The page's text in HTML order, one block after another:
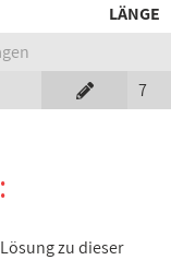
LÄNGE
7
zu dieser